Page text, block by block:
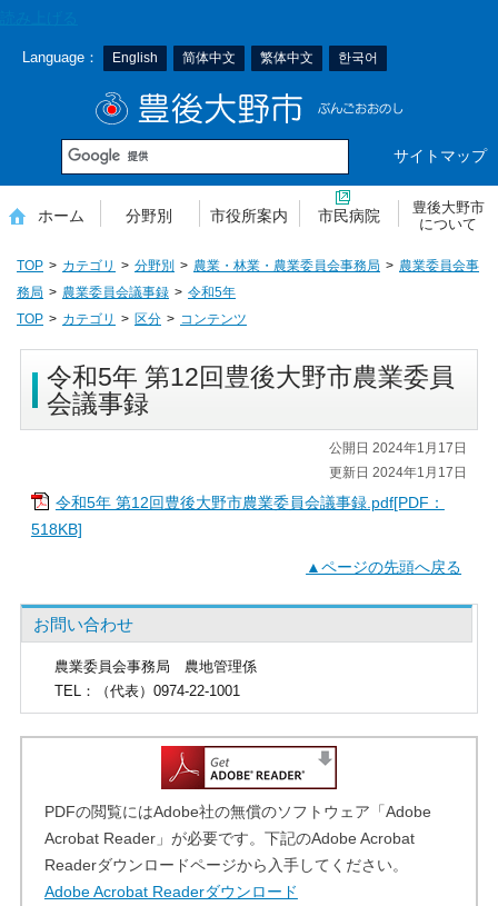
Language： English 简体中文 繁体中文 한국어
サイトマップ
ホーム 分野別 市役所案内 市民病院
豊後大野市
について
TOP カテゴリ 分野別 農業・林業・農業委員会事務局
農業委員会事
務局
農業委員会議事録
令和5年
TOP
カテゴリ 区分 コンテンツ
令和5年 第12回豊後大野市農業委員
会議事録
公開日 2024年1月17日
更新日 2024年1月17日
令和5年 第12回豊後大野市農業委員会議事録.pdf[PDF：
518KB]
▲ページの先頭へ戻る
お問い合わせ
農業委員会事務局
農地管理係
TEL ：（代表）0974-22-1001
PDFの閲覧にはAdobe社の無償のソフトウェア「Adobe
Acrobat Reader」が必要です。下記のAdobe Acrobat
Readerダウンロードページから入手してください。
Adobe Acrobat Readerダウンロード